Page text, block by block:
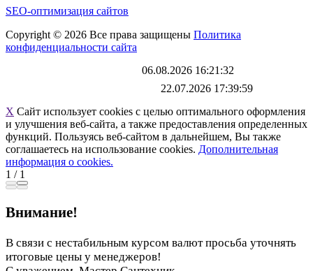
SEO-оптимизация сайтов
Copyright © 2026 Все права защищены Политика
конфиденциальности сайта
06.08.2026 16:21:32
22.07.2026 17:39:59
X Сайт использует cookies с целью оптимального оформления
и улучшения веб-сайта, а также предоставления определенных
функций. Пользуясь веб-сайтом в дальнейшем, Вы также
соглашаетесь на использование cookies. Дополнительная
информация о cookies.
1 / 1
Внимание!
В связи с нестабильным курсом валют просьба уточнять
итоговые цены у менеджеров!